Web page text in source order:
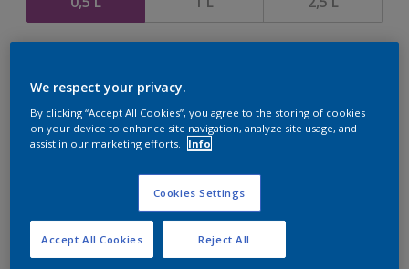
Op dit moment is het niet mogelijk dit product online
te bestellen. Houd de website in de gaten, we werken
er hard aan om de voorraad aan te vullen.
We respect your privacy.
By clicking “Accept All Cookies”, you agree to the storing of cookies
on your device to enhance site navigation, analyze site usage, and
assist in our marketing efforts.
Info
Cookies Settings
Reject All
Accept All Cookies